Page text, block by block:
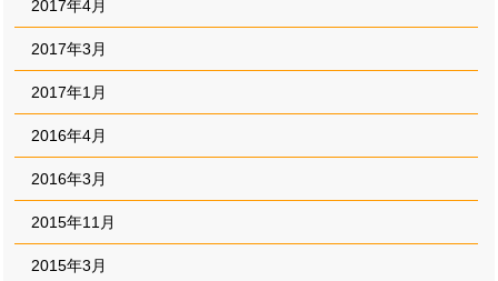
2017年4月
2017年3月
2017年1月
2016年4月
2016年3月
2015年11月
2015年3月